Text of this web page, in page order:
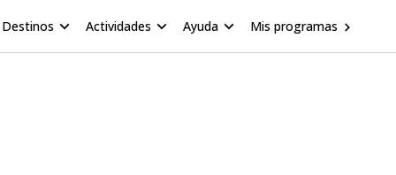
Destinos Actividades Ayuda Mis programas